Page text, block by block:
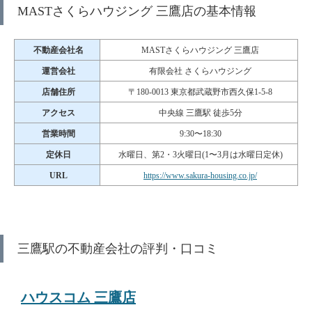
MASTさくらハウジング 三鷹店の基本情報
不動産会社名 MASTさくらハウジング 三鷹店
運営会社 有限会社 さくらハウジング
店舗住所 〒180-0013 東京都武蔵野市西久保1-5-8
アクセス 中央線 三鷹駅 徒歩5分
営業時間 9:30〜18:30
定休日 水曜日、第2・3火曜日(1〜3月は水曜日定休)
URL https://www.sakura-housing.co.jp/
三鷹駅の不動産会社の評判・口コミ
ハウスコム 三鷹店